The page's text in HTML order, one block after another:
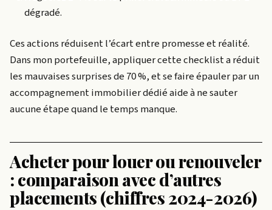
dégradé.
Ces actions réduisent l’écart entre promesse et réalité.
Dans mon portefeuille, appliquer cette checklist a réduit
les mauvaises surprises de 70 %, et se faire épauler par un
accompagnement immobilier dédié aide à ne sauter
aucune étape quand le temps manque.
Acheter pour louer ou renouveler
: comparaison avec d’autres
placements (chiffres 2024-2026)